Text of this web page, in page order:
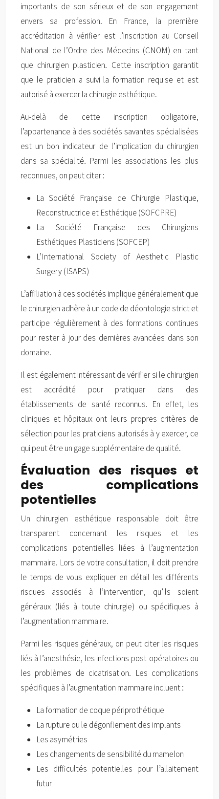
importants de son sérieux et de son engagement
envers sa profession. En France, la première
accréditation à vérifier est l’inscription au Conseil
National de l’Ordre des Médecins (CNOM) en tant
que chirurgien plasticien. Cette inscription garantit
que le praticien a suivi la formation requise et est
autorisé à exercer la chirurgie esthétique.
Au-delà de cette inscription obligatoire,
l’appartenance à des sociétés savantes spécialisées
est un bon indicateur de l’implication du chirurgien
dans sa spécialité. Parmi les associations les plus
reconnues, on peut citer :
La Société Française de Chirurgie Plastique,
Reconstructrice et Esthétique (SOFCPRE)
La Société Française des Chirurgiens
Esthétiques Plasticiens (SOFCEP)
L’International Society of Aesthetic Plastic
Surgery (ISAPS)
L’affiliation à ces sociétés implique généralement que
le chirurgien adhère à un code de déontologie strict et
participe régulièrement à des formations continues
pour rester à jour des dernières avancées dans son
domaine.
Il est également intéressant de vérifier si le chirurgien
est accrédité pour pratiquer dans des
établissements de santé reconnus. En effet, les
cliniques et hôpitaux ont leurs propres critères de
sélection pour les praticiens autorisés à y exercer, ce
qui peut être un gage supplémentaire de qualité.
Évaluation des risques et
des complications
potentielles
Un chirurgien esthétique responsable doit être
transparent concernant les risques et les
complications potentielles liées à l’augmentation
mammaire. Lors de votre consultation, il doit prendre
le temps de vous expliquer en détail les différents
risques associés à l’intervention, qu’ils soient
généraux (liés à toute chirurgie) ou spécifiques à
l’augmentation mammaire.
Parmi les risques généraux, on peut citer les risques
liés à l’anesthésie, les infections post-opératoires ou
les problèmes de cicatrisation. Les complications
spécifiques à l’augmentation mammaire incluent :
La formation de coque périprothétique
La rupture ou le dégonflement des implants
Les asymétries
Les changements de sensibilité du mamelon
Les difficultés potentielles pour l’allaitement
futur